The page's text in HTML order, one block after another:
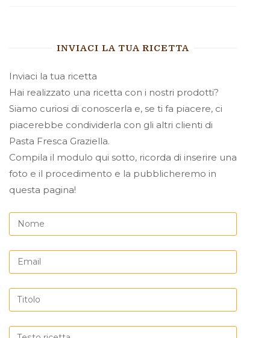
INVIACI LA TUA RICETTA
Inviaci la tua ricetta
Hai realizzato una ricetta con i nostri prodotti?
Siamo curiosi di conoscerla e, se ti fa piacere, ci
piacerebbe condividerla con gli altri clienti di
Pasta Fresca Graziella.
Compila il modulo qui sotto, ricorda di inserire una
foto e il procedimento e la pubblicheremo in
questa pagina!